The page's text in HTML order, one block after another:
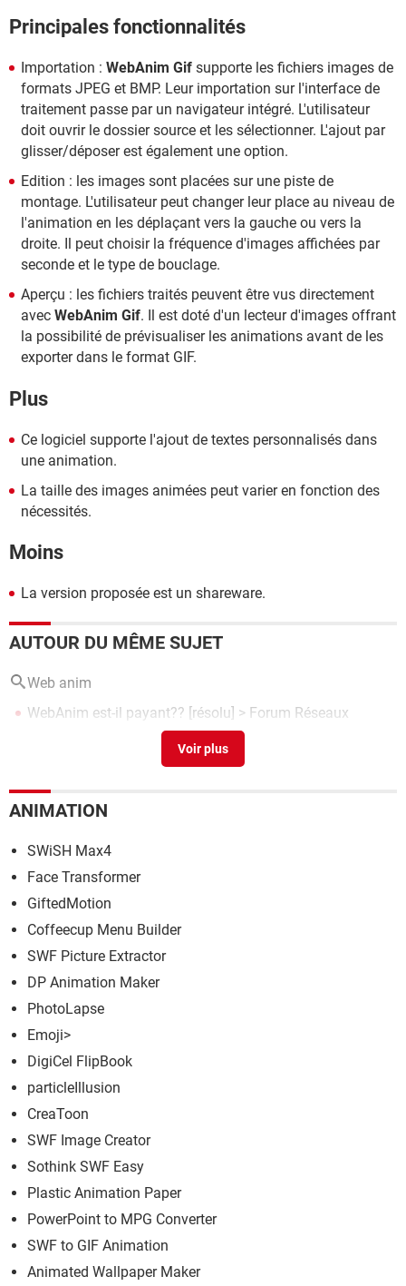
Principales fonctionnalités
Importation : WebAnim Gif supporte les fichiers images de
formats JPEG et BMP. Leur importation sur l'interface de
traitement passe par un navigateur intégré. L'utilisateur
doit ouvrir le dossier source et les sélectionner. L'ajout par
glisser/déposer est également une option.
Edition : les images sont placées sur une piste de
montage. L'utilisateur peut changer leur place au niveau de
l'animation en les déplaçant vers la gauche ou vers la
droite. Il peut choisir la fréquence d'images affichées par
seconde et le type de bouclage.
Aperçu : les fichiers traités peuvent être vus directement
avec WebAnim Gif. Il est doté d'un lecteur d'images offrant
la possibilité de prévisualiser les animations avant de les
exporter dans le format GIF.
Plus
Ce logiciel supporte l'ajout de textes personnalisés dans
une animation.
La taille des images animées peut varier en fonction des
nécessités.
Moins
La version proposée est un shareware.
AUTOUR DU MÊME SUJET
Web anim
WebAnim est-il payant?? [résolu] > Forum Réseaux
ANIMATION
SWiSH Max4
Face Transformer
GiftedMotion
Coffeecup Menu Builder
SWF Picture Extractor
DP Animation Maker
PhotoLapse
Emoji>
DigiCel FlipBook
particleIllusion
CreaToon
SWF Image Creator
Sothink SWF Easy
Plastic Animation Paper
PowerPoint to MPG Converter
SWF to GIF Animation
Animated Wallpaper Maker